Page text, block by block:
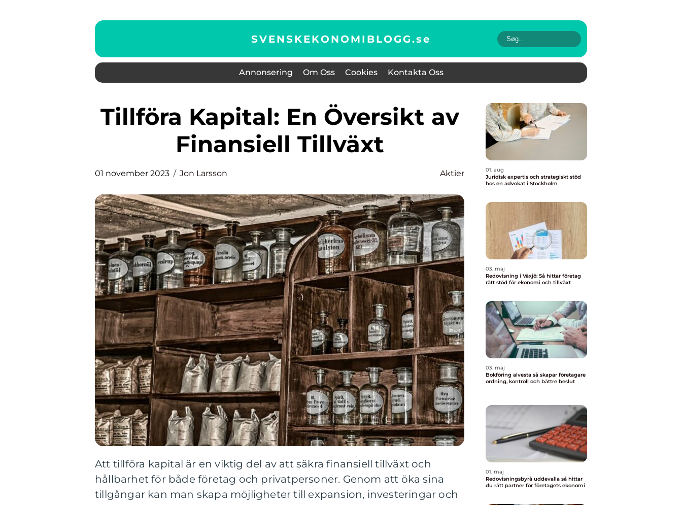
SVENSKEKONOMIBLOGG.se
Annonsering Om Oss Cookies Kontakta Oss
Tillföra Kapital: En Översikt av
Finansiell Tillväxt
01 november 2023 Jon Larsson Aktier
Att tillföra kapital är en viktig del av att säkra finansiell tillväxt och
hållbarhet för både företag och privatpersoner. Genom att öka sina
tillgångar kan man skapa möjligheter till expansion, investeringar och
01. aug
Juridisk expertis och strategiskt stöd
hos en advokat i Stockholm
03. maj
Redovisning i Växjö: Så hittar företag
rätt stöd för ekonomi och tillväxt
03. maj
Bokföring alvesta så skapar företagare
ordning, kontroll och bättre beslut
01. maj
Redovisningsbyrå uddevalla så hittar
du rätt partner för företagets ekonomi